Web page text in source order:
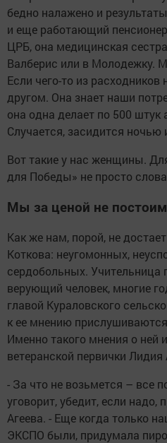
бедно налажено и
и еще работающий
ЦРБ, она медицинская
Валберис или в Молодежку.
Если чего-то из расходников
другом. Она знает наши
она одна делает по 500 штук
Случается, засидится
Вот такие у нас женщины.
для Победы» не просто
Мы за ценой не постоим
Как же нам, порой, не
Коткова: неугомонных,
сердобольных. Учительница
верующий человек, многие
главой Кураловского
к ее мнению
Именно такого мнения о ней
ветеранской первички Лидия
- За что не возьмется – все
уговорит, убедит, если надо,
Агеева. - Еще когда только
ЭКСПО были, придумала